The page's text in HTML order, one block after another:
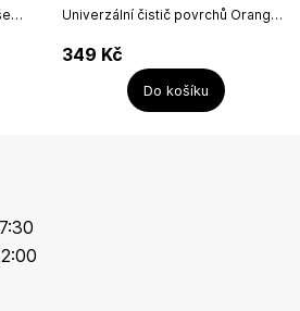
Univerzální čistič povrchů Orange
účinný úklid v jednomÚklid s vůní
pomeranče a...
450 ml
349 Kč
Do košíku